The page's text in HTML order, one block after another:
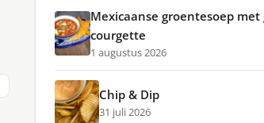
Mexicaanse groentesoep
courgette
1 augustus 2026
Chip & Dip
31 juli 2026